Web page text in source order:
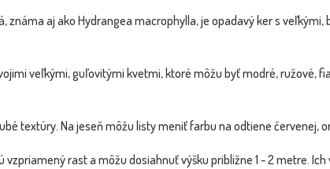
známa aj ako Hydrangea macrophylla, je opadavý ker s
veľkými, guľovitými kvetmi, ktoré môžu byť modré, ružové,
textúry. Na jeseň môžu listy meniť farbu na odtiene červenej,
vzpriamený rast a môžu dosiahnuť výšku približne 1 - 2 metre.